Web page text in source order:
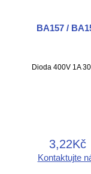
BA157 /
Dioda 400V 1A
3,22Kč
Kontaktujte